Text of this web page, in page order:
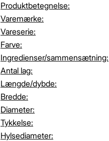
Produktbetegnelse:
Varemærke:
Vareserie:
Farve:
Ingredienser/sammensætning:
Antal lag:
Længde/dybde:
Bredde:
Diameter:
Tykkelse:
Hylsediameter: